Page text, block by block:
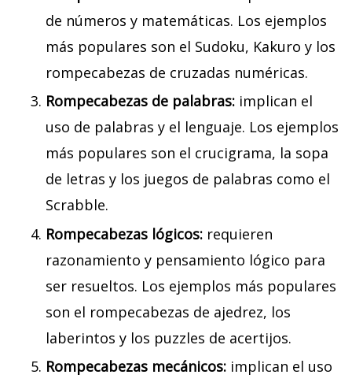
de números y matemáticas. Los ejemplos
más populares son el Sudoku, Kakuro y los
rompecabezas de cruzadas numéricas.
Rompecabezas de palabras: implican el
uso de palabras y el lenguaje. Los ejemplos
más populares son el crucigrama, la sopa
de letras y los juegos de palabras como el
Scrabble.
Rompecabezas lógicos: requieren
razonamiento y pensamiento lógico para
ser resueltos. Los ejemplos más populares
son el rompecabezas de ajedrez, los
laberintos y los puzzles de acertijos.
Rompecabezas mecánicos: implican el uso